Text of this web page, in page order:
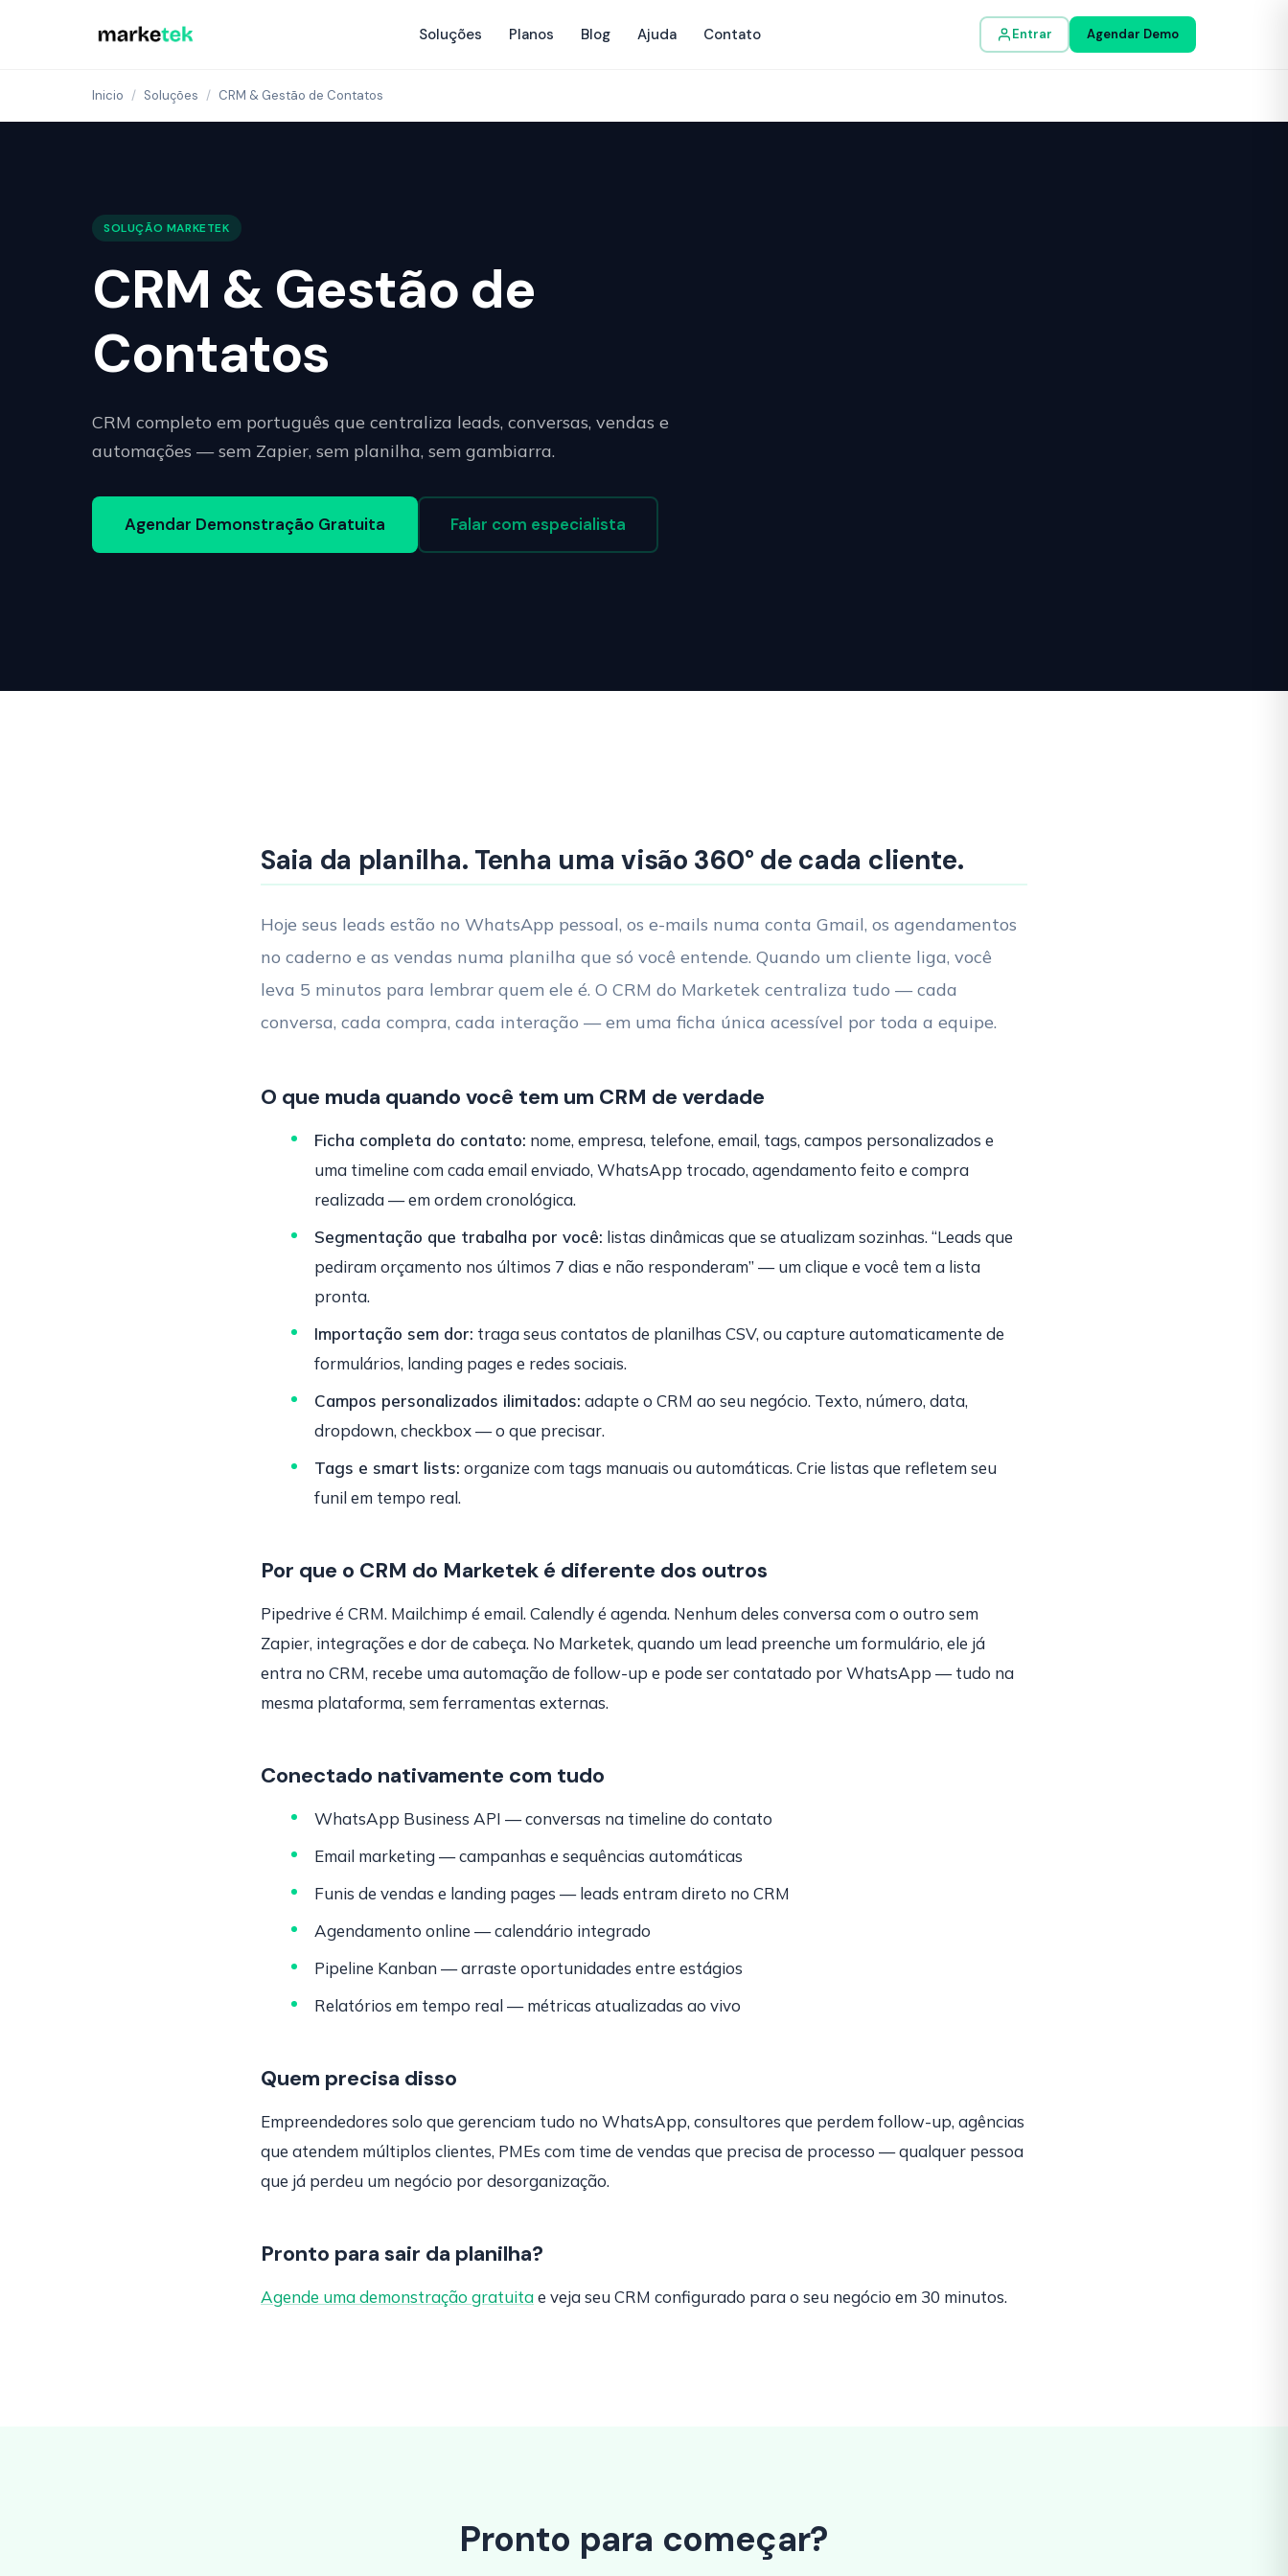
Soluções Planos Blog Ajuda Contato Entrar Agendar Demo
Inicio / Soluções / CRM & Gestão de Contatos
SOLUÇÃO MARKETEK
CRM & Gestão de
Contatos
CRM completo em português que centraliza leads, conversas, vendas e
automações — sem Zapier, sem planilha, sem gambiarra.
Agendar Demonstração Gratuita Falar com especialista
Saia da planilha. Tenha uma visão 360° de cada cliente.
Hoje seus leads estão no WhatsApp pessoal, os e-mails numa conta Gmail, os agendamentos
no caderno e as vendas numa planilha que só você entende. Quando um cliente liga, você
leva 5 minutos para lembrar quem ele é. O CRM do Marketek centraliza tudo — cada
conversa, cada compra, cada interação — em uma ficha única acessível por toda a equipe.
O que muda quando você tem um CRM de verdade
Ficha completa do contato: nome, empresa, telefone, email, tags, campos personalizados e
uma timeline com cada email enviado, WhatsApp trocado, agendamento feito e compra
realizada — em ordem cronológica.
Segmentação que trabalha por você: listas dinâmicas que se atualizam sozinhas. “Leads que
pediram orçamento nos últimos 7 dias e não responderam” — um clique e você tem a lista
pronta.
Importação sem dor: traga seus contatos de planilhas CSV, ou capture automaticamente de
formulários, landing pages e redes sociais.
Campos personalizados ilimitados: adapte o CRM ao seu negócio. Texto, número, data,
dropdown, checkbox — o que precisar.
Tags e smart lists: organize com tags manuais ou automáticas. Crie listas que refletem seu
funil em tempo real.
Por que o CRM do Marketek é diferente dos outros
Pipedrive é CRM. Mailchimp é email. Calendly é agenda. Nenhum deles conversa com o outro sem
Zapier, integrações e dor de cabeça. No Marketek, quando um lead preenche um formulário, ele já
entra no CRM, recebe uma automação de follow-up e pode ser contatado por WhatsApp — tudo na
mesma plataforma, sem ferramentas externas.
Conectado nativamente com tudo
WhatsApp Business API — conversas na timeline do contato
Email marketing — campanhas e sequências automáticas
Funis de vendas e landing pages — leads entram direto no CRM
Agendamento online — calendário integrado
Pipeline Kanban — arraste oportunidades entre estágios
Relatórios em tempo real — métricas atualizadas ao vivo
Quem precisa disso
Empreendedores solo que gerenciam tudo no WhatsApp, consultores que perdem follow-up, agências
que atendem múltiplos clientes, PMEs com time de vendas que precisa de processo — qualquer pessoa
que já perdeu um negócio por desorganização.
Pronto para sair da planilha?
Agende uma demonstração gratuitae veja seu CRM configurado para o seu negócio em 30 minutos.
Pronto para começar?